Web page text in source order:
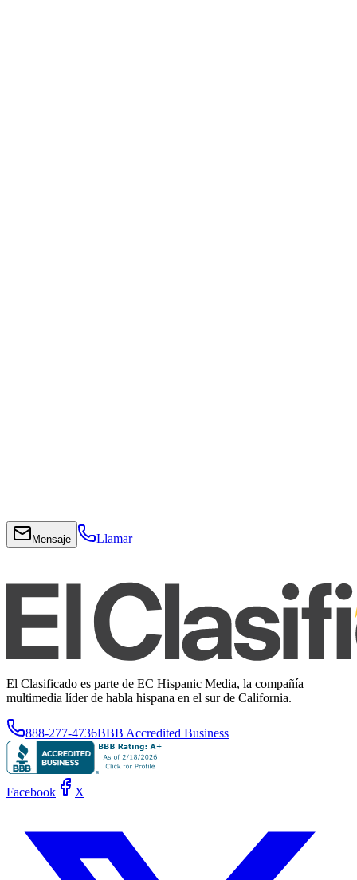
Mensaje Llamar
El Clasificado es parte de EC Hispanic Media, la compañía
multimedia líder de habla hispana en el sur de California.
888-277-4736BBB Accredited Business
Facebook X